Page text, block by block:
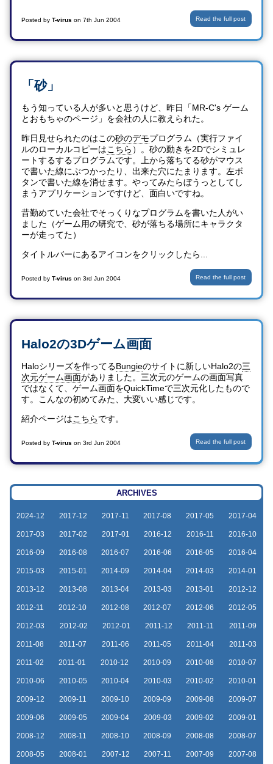
Posted byT-virus on7th Jun 2004 Read the full post
「砂」
もう知っている人が多いと思うけど、昨日「MR-C's ゲーム
とおもちゃのページ」を会社の人に教えられた。
昨日見せられたのはこの砂のデモプログラム（実行ファイ
ルのローカルコピーはこちら ）。砂の動きを2Dでシミュレ
ートするするプログラムです。上から落ちてる砂がマウス
で書いた線にぶつかったり、出来た穴にたまります。左ボ
タンで書いた線を消せます。やってみたらぼうっとしてし
まうアプリケーションですけど、面白いですね。
昔勤めていた会社でそっくりなプログラムを書いた人がい
ました（ゲーム用の研究で、砂が落ちる場所にキャラクタ
ーが走ってた）
タイトルバーにあるアイコンをクリックしたら...
Posted byT-virus on3rd Jun 2004 Read the full post
Halo2の3Dゲーム画面
Haloシリーズを作ってるBungieのサイトに新しいHalo2の三
次元ゲーム画面がありました。三次元のゲームの画面写真
ではなくて、ゲーム画面をQuickTimeで三次元化したもので
す。こんなの初めてみた、大変いい感じです。
紹介ページはこちらです。
Posted byT-virus on3rd Jun 2004 Read the full post
ARCHIVES
2024-12 2017-12 2017-11 2017-08 2017-05 2017-04
2017-03 2017-02 2017-01 2016-12 2016-11 2016-10
2016-09 2016-08 2016-07 2016-06 2016-05 2016-04
2015-03 2015-01 2014-09 2014-04 2014-03 2014-01
2013-12 2013-08 2013-04 2013-03 2013-01 2012-12
2012-11 2012-10 2012-08 2012-07 2012-06 2012-05
2012-03 2012-02 2012-01 2011-12 2011-11 2011-09
2011-08 2011-07 2011-06 2011-05 2011-04 2011-03
2011-02 2011-01 2010-12 2010-09 2010-08 2010-07
2010-06 2010-05 2010-04 2010-03 2010-02 2010-01
2009-12 2009-11 2009-10 2009-09 2009-08 2009-07
2009-06 2009-05 2009-04 2009-03 2009-02 2009-01
2008-12 2008-11 2008-10 2008-09 2008-08 2008-07
2008-05 2008-01 2007-12 2007-11 2007-09 2007-08